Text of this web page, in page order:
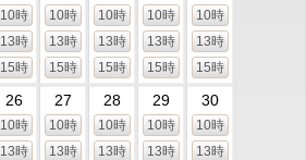
10時
13時
15時
10時
13時
15時
10時
13時
15時
10時
13時
15時
10時
13時
15時
26
10時
13時
27
10時
13時
28
10時
13時
29
10時
13時
30
10時
13時